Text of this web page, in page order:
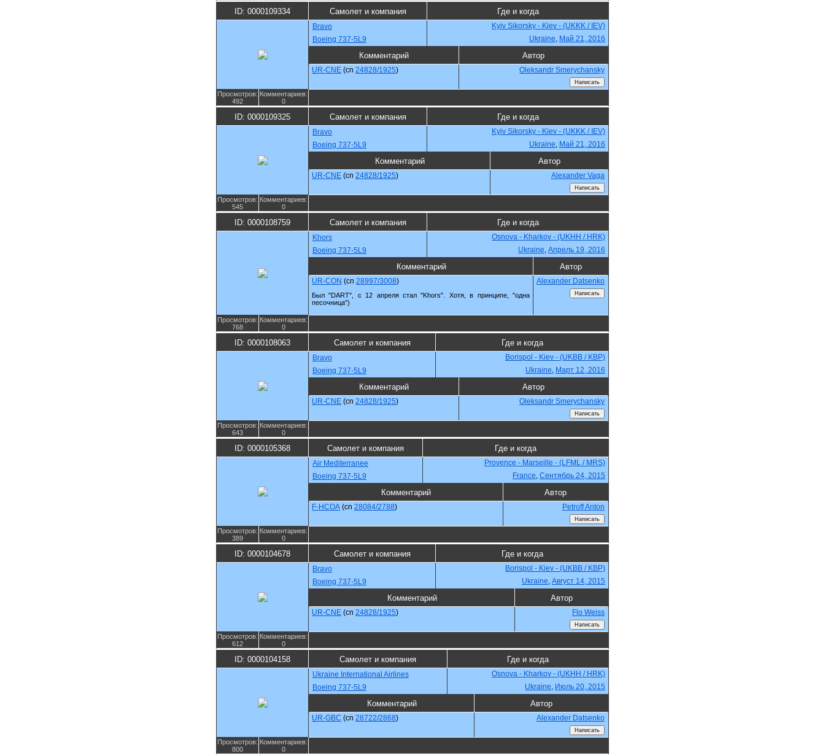
ID: 0000109334 Самолет и компания Где и когда
Bravo
Kyiv Sikorsky - Kiev - (UKKK / IEV)
Boeing 737-5L9
Ukraine, Май 21, 2016
Комментарий Автор
UR-CNE (cn 24828/1925) Oleksandr Smerychansky
Просмотров:
492
Комментариев:
0
ID: 0000109325 Самолет и компания Где и когда
Bravo
Kyiv Sikorsky - Kiev - (UKKK / IEV)
Boeing 737-5L9
Ukraine, Май 21, 2016
Комментарий Автор
UR-CNE (cn 24828/1925) Alexander Vaga
Просмотров:
545
Комментариев:
0
ID: 0000108759 Самолет и компания Где и когда
Khors
Osnova - Kharkov - (UKHH / HRK)
Boeing 737-5L9
Ukraine, Апрель 19, 2016
Комментарий Автор
UR-CON (cn 28997/3008)
Был "DART", с 12 апреля стал "Khors". Хотя, в принципе, "одна
песочница")
Alexander Datsenko
Просмотров:
768
Комментариев:
0
ID: 0000108063 Самолет и компания Где и когда
Bravo
Borispol - Kiev - (UKBB / KBP)
Boeing 737-5L9
Ukraine, Март 12, 2016
Комментарий Автор
UR-CNE (cn 24828/1925) Oleksandr Smerychansky
Просмотров:
643
Комментариев:
0
ID: 0000105368 Самолет и компания Где и когда
Air Mediterranee
Provence - Marseille - (LFML / MRS)
Boeing 737-5L9
France, Сентябрь 24, 2015
Комментарий Автор
F-HCOA (cn 28084/2788) Petroff Anton
Просмотров:
389
Комментариев:
0
ID: 0000104678 Самолет и компания Где и когда
Bravo
Borispol - Kiev - (UKBB / KBP)
Boeing 737-5L9
Ukraine, Август 14, 2015
Комментарий Автор
UR-CNE (cn 24828/1925) Flo Weiss
Просмотров:
612
Комментариев:
0
ID: 0000104158 Самолет и компания Где и когда
Ukraine International Airlines
Osnova - Kharkov - (UKHH / HRK)
Boeing 737-5L9
Ukraine, Июль 20, 2015
Комментарий Автор
UR-GBC (cn 28722/2868) Alexander Datsenko
Просмотров:
800
Комментариев:
0